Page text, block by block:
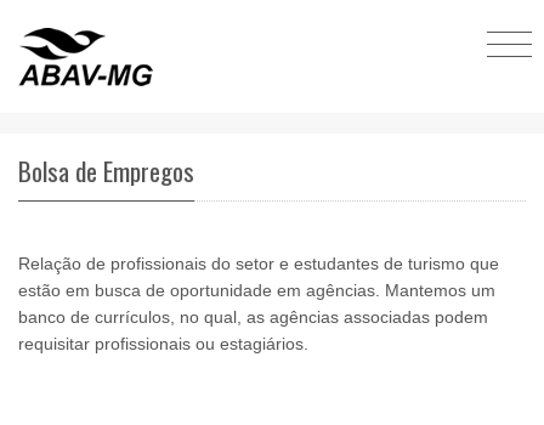
Bolsa de Empregos
Relação de profissionais do setor e estudantes de turismo que
estão em busca de oportunidade em agências. Mantemos um
banco de currículos, no qual, as agências associadas podem
requisitar profissionais ou estagiários.